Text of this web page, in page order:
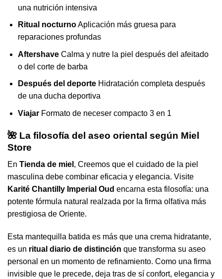
una nutrición intensiva
Ritual nocturnoAplicación más gruesa para
reparaciones profundas
AftershaveCalma y nutre la piel después del afeitado
o del corte de barba
Después del deporteHidratación completa después
de una ducha deportiva
ViajarFormato de neceser compacto 3 en 1
🌺 La filosofía del aseo oriental según Miel
Store
En Tienda de miel , Creemos que el cuidado de la piel
masculina debe combinar eficacia y elegancia. Visite
Karité Chantilly Imperial Oud encarna esta filosofía: una
potente fórmula natural realzada por la firma olfativa más
prestigiosa de Oriente.
Esta mantequilla batida es más que una crema hidratante,
es un ritual diario de distinción que transforma su aseo
personal en un momento de refinamiento. Como una firma
invisible que le precede, deja tras de sí confort, elegancia y